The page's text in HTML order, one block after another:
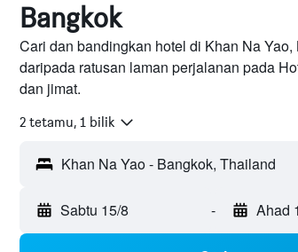
Bangkok
Cari dan bandingkan hotel di Khan Na Yao,
daripada ratusan laman perjalanan pada
dan jimat.
2 tetamu, 1 bilik
Sabtu 15/8 - Ahad